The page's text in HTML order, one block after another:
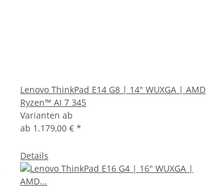
Lenovo ThinkPad E14 G8 | 14" WUXGA | AMD
Ryzen™ AI 7 345
Varianten ab
ab 1.179,00 € *
Details